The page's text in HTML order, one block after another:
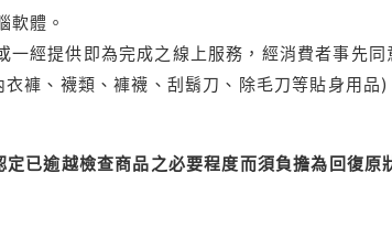
軟體。
一經提供即為完成之線上服務，經消費者事先
褲、襪類、褲襪、刮鬍刀、除毛刀等貼身用品)
已逾越檢查商品之必要程度而須負擔為回復